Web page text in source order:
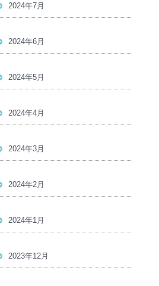
2024年7月
2024年6月
2024年5月
2024年4月
2024年3月
2024年2月
2024年1月
2023年12月